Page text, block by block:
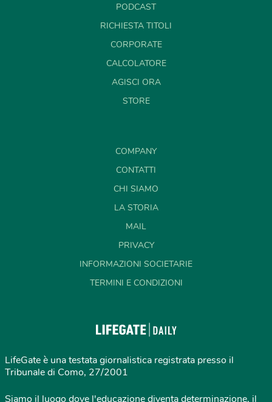
PODCAST
RICHIESTA TITOLI
CORPORATE
CALCOLATORE
AGISCI ORA
STORE
COMPANY
CONTATTI
CHI SIAMO
LA STORIA
MAIL
PRIVACY
INFORMAZIONI SOCIETARIE
TERMINI E CONDIZIONI
LifeGate è una testata giornalistica registrata presso il
Tribunale di Como, 27/2001
Siamo il luogo dove l'educazione diventa determinazione, il